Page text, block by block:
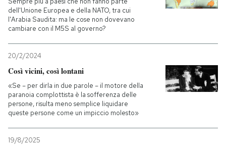
dell'Unione Europea e della NATO, tra cui
l'Arabia Saudita: ma le cose non dovevano
cambiare con il M5S al governo?
20/2/2024
Così vicini, così lontani
«Se – per dirla in due parole – il motore della
paranoia complottista è la sofferenza delle
persone, risulta meno semplice liquidare
queste persone come un impiccio molesto»
19/8/2025